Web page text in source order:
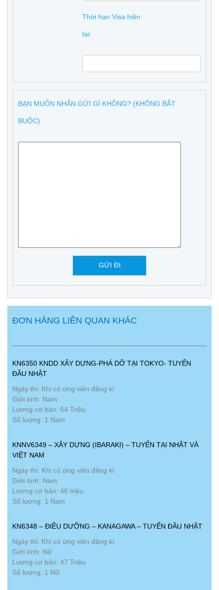
Thời hạn Visa hiện
tại:
BẠN MUỐN NHẮN GỬI GÌ KHÔNG? (KHÔNG BẮT
BUỘC):
ĐƠN HÀNG LIÊN QUAN KHÁC
KN6350 KNDD XÂY DỰNG-PHÁ DỠ TẠI TOKYO- TUYỂN
ĐẦU NHẬT
Ngày thi: Khi có ứng viên đăng kí
Giới tính: Nam
Lương cơ bản: 54 Triệu
Số lượng: 1 Nam
KNNV6349 – XÂY DỰNG (IBARAKI) – TUYỂN TẠI NHẬT VÀ
VIỆT NAM
Ngày thi: Khi có ứng viên đăng kí
Giới tính: Nam
Lương cơ bản: 46 triệu
Số lượng: 1 Nam
KN6348 – ĐIỀU DƯỠNG – KANAGAWA – TUYỂN ĐẦU NHẬT
Ngày thi: Khi có ứng viên đăng kí
Giới tính: Nữ
Lương cơ bản: 47 Triệu
Số lượng: 1 Nữ